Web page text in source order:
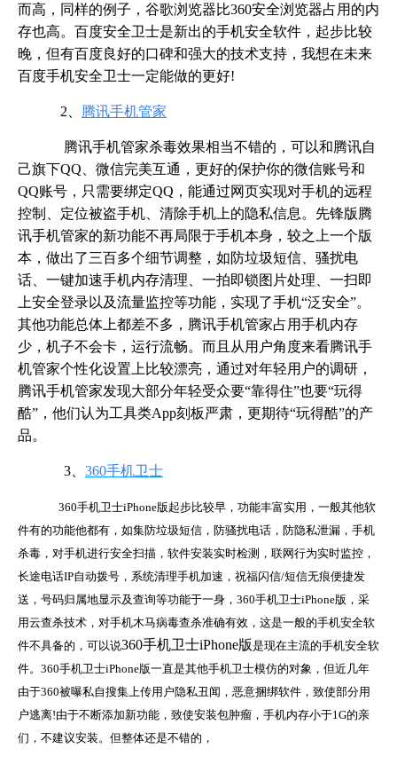
而高，同样的例子，谷歌浏览器比360安全浏览器占用的内
存也高。百度安全卫士是新出的手机安全软件，起步比较
晚，但有百度良好的口碑和强大的技术支持，我想在未来
百度手机安全卫士一定能做的更好!
2、 腾讯手机管家
腾讯手机管家杀毒效果相当不错的，可以和腾讯自
己旗下QQ、微信完美互通，更好的保护你的微信账号和
QQ账号，只需要绑定QQ，能通过网页实现对手机的远程
控制、定位被盗手机、清除手机上的隐私信息。先锋版腾
讯手机管家的新功能不再局限于手机本身，较之上一个版
本，做出了三百多个细节调整，如防垃圾短信、骚扰电
话、一键加速手机内存清理、一拍即锁图片处理、一扫即
上安全登录以及流量监控等功能，实现了手机“泛安全”。
其他功能总体上都差不多，腾讯手机管家占用手机内存
少，机子不会卡，运行流畅。而且从用户角度来看腾讯手
机管家个性化设置上比较漂亮，通过对年轻用户的调研，
腾讯手机管家发现大部分年轻受众要“靠得住”也要“玩得
酷”，他们认为工具类App刻板严肃，更期待“玩得酷”的产
品。
3、 360手机卫士
360手机卫士iPhone版起步比较早，功能丰富实用，一般其他软
件有的功能他都有，如集防垃圾短信，防骚扰电话，防隐私泄漏，手机
杀毒，对手机进行安全扫描，软件安装实时检测，联网行为实时监控，
长途电话IP自动拨号，系统清理手机加速，祝福闪信/短信无痕便捷发
送，号码归属地显示及查询等功能于一身，360手机卫士iPhone版，采
用云查杀技术，对手机木马病毒查杀准确有效，这是一般的手机安全软
件不具备的，可以说360手机卫士iPhone版是现在主流的手机安全软
件。360手机卫士iPhone版一直是其他手机卫士模仿的对象，但近几年
由于360被曝私自搜集上传用户隐私丑闻，恶意捆绑软件，致使部分用
户逃离!由于不断添加新功能，致使安装包肿瘤，手机内存小于1G的亲
们，不建议安装。但整体还是不错的，